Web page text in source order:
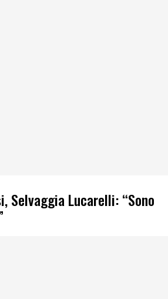
Selvaggia Lucarelli: “Sono